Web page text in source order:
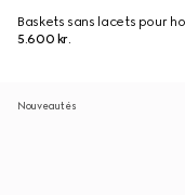
Baskets sans lacets pour
5.600 kr.
Nouveautés